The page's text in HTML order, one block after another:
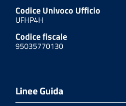
Codice Univoco Ufficio
UFHP4H
Codice fiscale
95035770130
Linee Guida